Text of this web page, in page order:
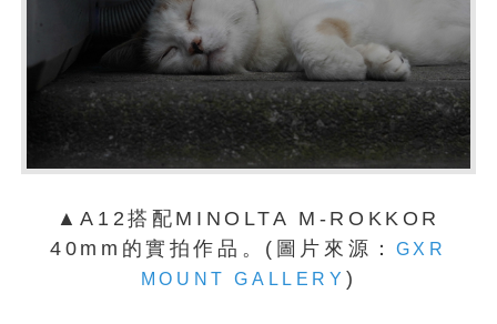
▲A12搭配MINOLTA M-ROKKOR
40mm的實拍作品。(圖片來源： GXR
MOUNT GALLERY )